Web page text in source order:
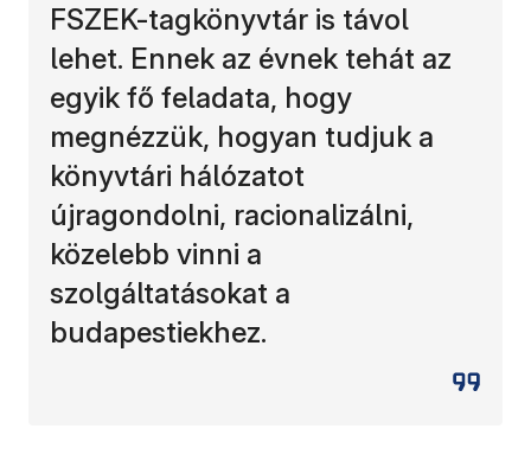
FSZEK-tagkönyvtár is távol
lehet. Ennek az évnek tehát az
egyik fő feladata, hogy
megnézzük, hogyan tudjuk a
könyvtári hálózatot
újragondolni, racionalizálni,
közelebb vinni a
szolgáltatásokat a
budapestiekhez.